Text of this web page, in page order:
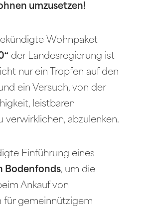
umzusetzen!
Wohnpaket
der Landesregierung ist
nur ein Tropfen auf den
ein Versuch, von der
leistbaren
verwirklichen, abzulenken.
Einführung eines
Bodenfonds, um die
Ankauf von
für gemeinnützigem